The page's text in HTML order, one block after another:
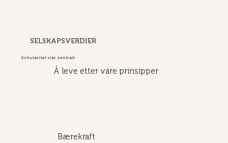
Bærekraft
SELSKAPSVERDIER
Sirkularitet står sentralt
Å leve etter våre prinsipper